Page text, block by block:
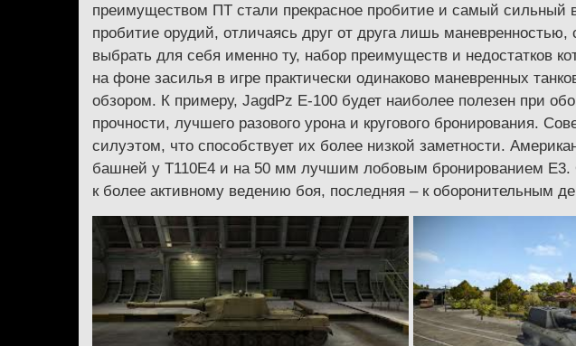
преимуществом ПТ стали прекрасное пробитие и самый сильный
пробитие орудий, отличаясь друг от друга лишь
выбрать для себя именно ту, набор преимуществ и недостатков
на фоне засилья в игре практически одинаково маневренных
обзором. К примеру, JagdPz E-100 будет наиболее полезен при
прочности, лучшего разового урона и кругового бронирования.
силуэтом, что способствует их более низкой заметности.
башней у T110Е4 и на 50 мм лучшим лобовым бронированием Е3.
к более активному ведению боя, последняя – к оборонительным